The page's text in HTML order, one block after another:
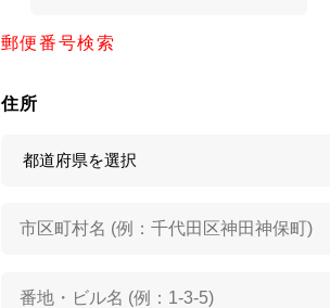
郵便番号検索
住所